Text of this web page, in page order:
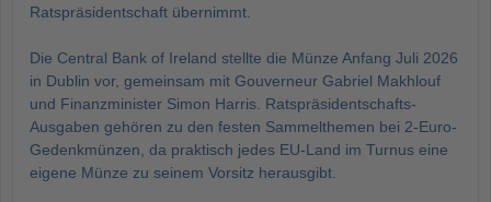
Ratspräsidentschaft übernimmt.
Die Central Bank of Ireland stellte die Münze Anfang Juli 2026
in Dublin vor, gemeinsam mit Gouverneur Gabriel Makhlouf
und Finanzminister Simon Harris. Ratspräsidentschafts-
Ausgaben gehören zu den festen Sammelthemen bei 2-Euro-
Gedenkmünzen, da praktisch jedes EU-Land im Turnus eine
eigene Münze zu seinem Vorsitz herausgibt.